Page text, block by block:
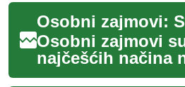
usluga uz
One povezuju...
Osobni zajmovi
najčešćih načina
posuđuju novac